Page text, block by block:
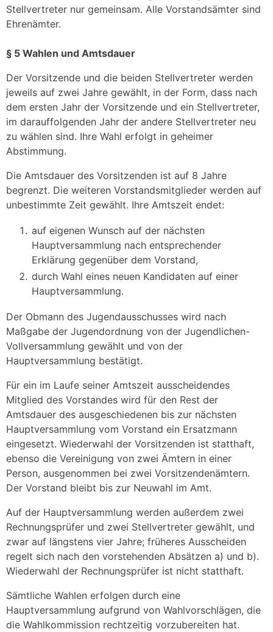
Stellvertreter nur gemeinsam. Alle Vorstandsämter sind
Ehrenämter.
§ 5 Wahlen und Amtsdauer
Der Vorsitzende und die beiden Stellvertreter werden
jeweils auf zwei Jahre gewählt, in der Form, dass nach
dem ersten Jahr der Vorsitzende und ein Stellvertreter,
im darauffolgenden Jahr der andere Stellvertreter neu
zu wählen sind. Ihre Wahl erfolgt in geheimer
Abstimmung.
Die Amtsdauer des Vorsitzenden ist auf 8 Jahre
begrenzt. Die weiteren Vorstandsmitglieder werden auf
unbestimmte Zeit gewählt. Ihre Amtszeit endet:
auf eigenen Wunsch auf der nächsten
Hauptversammlung nach entsprechender
Erklärung gegenüber dem Vorstand,
durch Wahl eines neuen Kandidaten auf einer
Hauptversammlung.
Der Obmann des Jugendausschusses wird nach
Maßgabe der Jugendordnung von der Jugendlichen-
Vollversammlung gewählt und von der
Hauptversammlung bestätigt.
Für ein im Laufe seiner Amtszeit ausscheidendes
Mitglied des Vorstandes wird für den Rest der
Amtsdauer des ausgeschiedenen bis zur nächsten
Hauptversammlung vom Vorstand ein Ersatzmann
eingesetzt. Wiederwahl der Vorsitzenden ist statthaft,
ebenso die Vereinigung von zwei Ämtern in einer
Person, ausgenommen bei zwei Vorsitzendenämtern.
Der Vorstand bleibt bis zur Neuwahl im Amt.
Auf der Hauptversammlung werden außerdem zwei
Rechnungsprüfer und zwei Stellvertreter gewählt, und
zwar auf längstens vier Jahre; früheres Ausscheiden
regelt sich nach den vorstehenden Absätzen a) und b).
Wiederwahl der Rechnungsprüfer ist nicht statthaft.
Sämtliche Wahlen erfolgen durch eine
Hauptversammlung aufgrund von Wahlvorschlägen, die
die Wahlkommission rechtzeitig vorzubereiten hat.